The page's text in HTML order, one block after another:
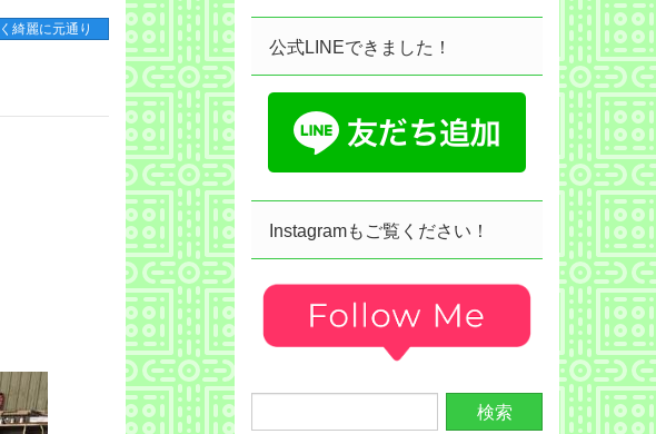
綺麗に元通り
公式LINEできました！
Instagramもご覧ください！